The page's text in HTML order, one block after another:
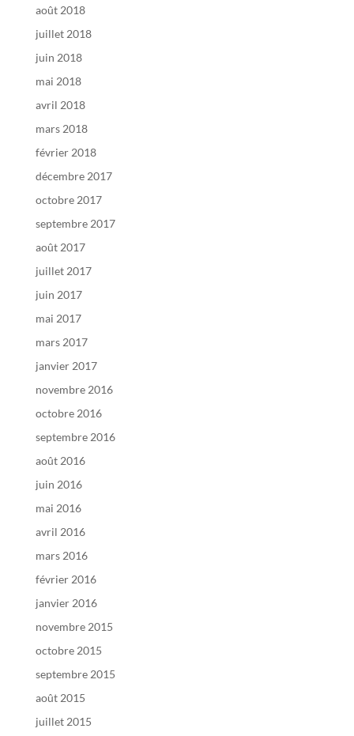
août 2018
juillet 2018
juin 2018
mai 2018
avril 2018
mars 2018
février 2018
décembre 2017
octobre 2017
septembre 2017
août 2017
juillet 2017
juin 2017
mai 2017
mars 2017
janvier 2017
novembre 2016
octobre 2016
septembre 2016
août 2016
juin 2016
mai 2016
avril 2016
mars 2016
février 2016
janvier 2016
novembre 2015
octobre 2015
septembre 2015
août 2015
juillet 2015